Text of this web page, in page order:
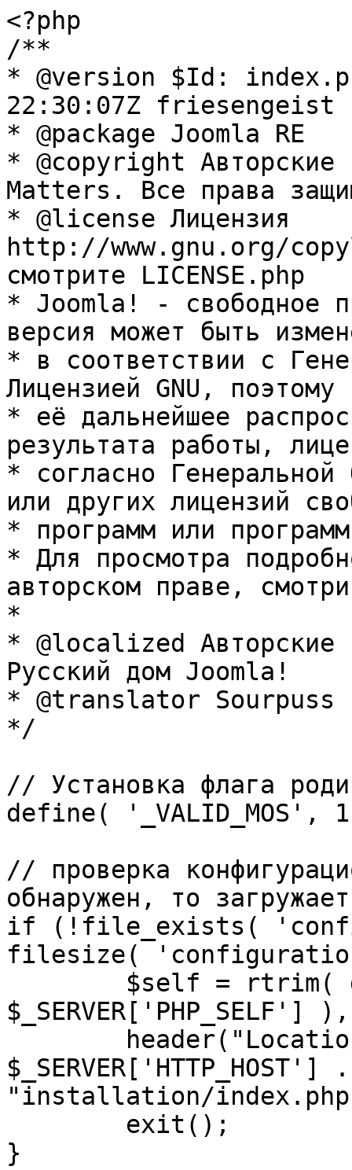
<?php
/**
* @version $Id:
22:30:07Z friesengeist
* @package Joomla RE
* @copyright Авторские
Matters. Все права
* @license Лицензия
http://www.gnu.org/
смотрите LICENSE.php
* Joomla! - свободное
версия может быть
* в соответствии с
Лицензией GNU, поэтому
* её дальнейшее
результата работы,
* согласно Генеральной
или других лицензий
* программ или
* Для просмотра
авторском праве,
*
* @localized Авторские
Русский дом Joomla!
* @translator Sourpuss
*/
// Установка флага
define( '_VALID_MOS',
// проверка
обнаружен, то
if (!file_exists(
filesize(
"installation/
}